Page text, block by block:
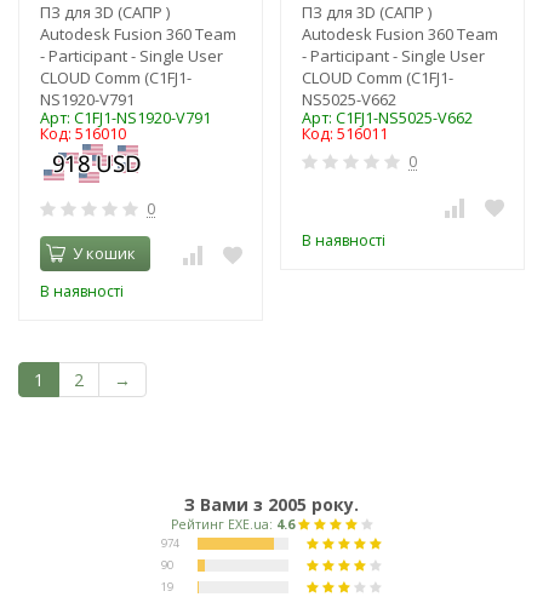
ПЗ для 3D (САПР )
Autodesk Fusion 360 Team
- Participant - Single User
CLOUD Comm (C1FJ1-
NS1920-V791
Арт: C1FJ1-NS1920-V791
Код: 516010
0
У кошик
В наявності
ПЗ для 3D (САПР )
Autodesk Fusion 360 Team
- Participant - Single User
CLOUD Comm (C1FJ1-
NS5025-V662
Арт: C1FJ1-NS5025-V662
Код: 516011
0
В наявності
1 2 →
З Вами з 2005 року.